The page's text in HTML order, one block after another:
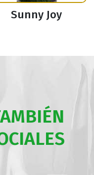
Sunny Joy